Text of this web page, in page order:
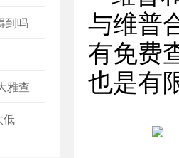
到吗
雅查
低
与维普
有免费
也是有